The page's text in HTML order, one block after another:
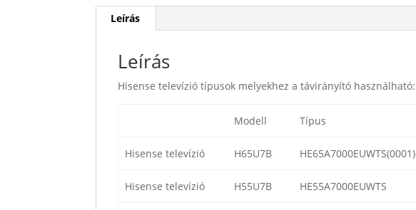
Leírás
Leírás
Hisense televízió típusok melyekhez a távirányító használható:
Modell Típus
Hisense televízió H65U7B HE65A7000EUWTS(0001)
Hisense televízió H55U7B HE55A7000EUWTS